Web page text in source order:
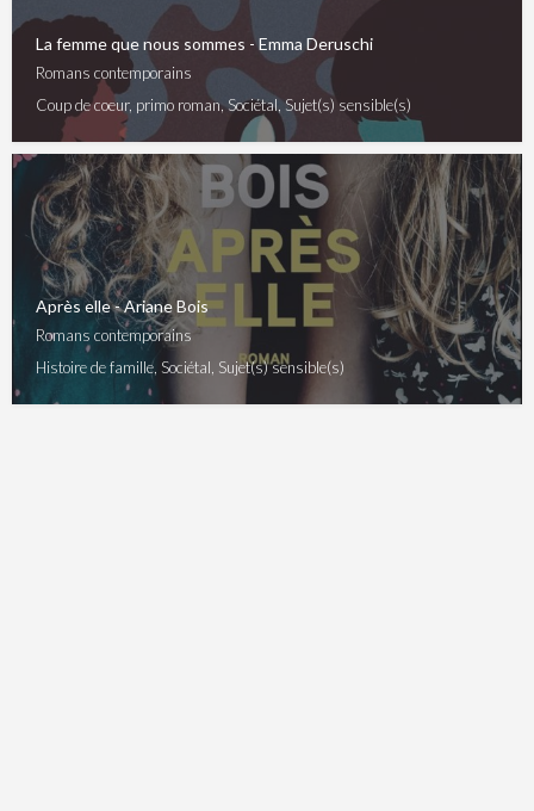
La femme que nous sommes - Emma Deruschi
Romans contemporains
Coup de coeur, primo roman, Sociétal, Sujet(s) sensible(s)
Après elle - Ariane Bois
Romans contemporains
Histoire de famille, Sociétal, Sujet(s) sensible(s)